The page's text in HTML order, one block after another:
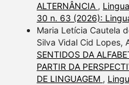
ALTERNÂNCIA ,
30 n. 63 (2026):
Maria Letícia Cautela
Silva Vidal Cid Lopes,
SENTIDOS DA
PARTIR DA
DE LINGUAGEM ,